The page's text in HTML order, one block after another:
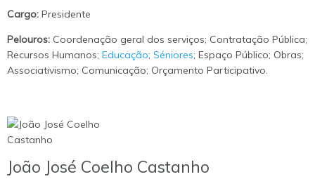
Cargo: Presidente
Pelouros: Coordenação geral dos serviços; Contratação Pública;
Recursos Humanos; Educação; Séniores; Espaço Público; Obras;
Associativismo; Comunicação; Orçamento Participativo.
João José Coelho Castanho